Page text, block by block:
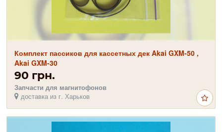
Комплект пассиков для кассетных дек Akai GXM-50 ,
Akai GXM-30
90 грн.
Запчасти для магнитофонов
доставка из г. Харьков